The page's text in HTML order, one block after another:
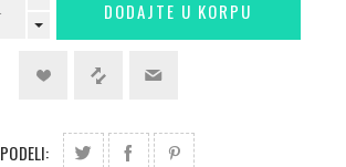
PODELI: